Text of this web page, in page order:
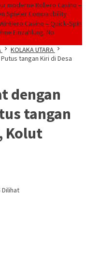
moderne Rollero Casino –
SpielerCompatibility
Casino – Quick‑Spin
Einzahlung: No
KOLAKA UTARA
tangan Kiri di Desa
dengan
tangan
Kolut
Dilihat